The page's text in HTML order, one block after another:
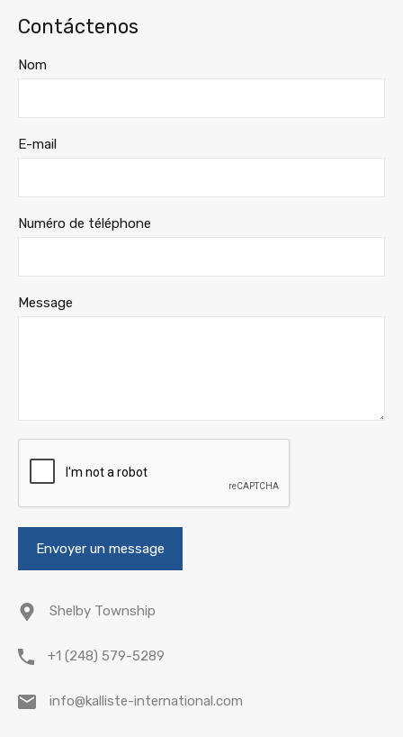
Contáctenos
Nom
E-mail
Numéro de téléphone
Message
Shelby Township
+1 (248) 579-5289
info@kalliste-international.com